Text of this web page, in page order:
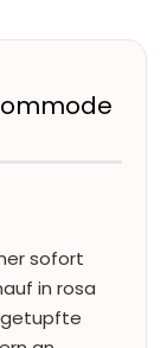
sofort
in rosa
getupfte